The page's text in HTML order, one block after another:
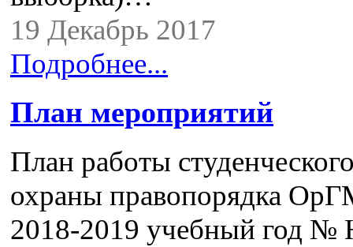
19 Декабрь 2017
Подробнее...
План мероприятий
План работы
охраны правопорядка
2018-2019 учебный год №